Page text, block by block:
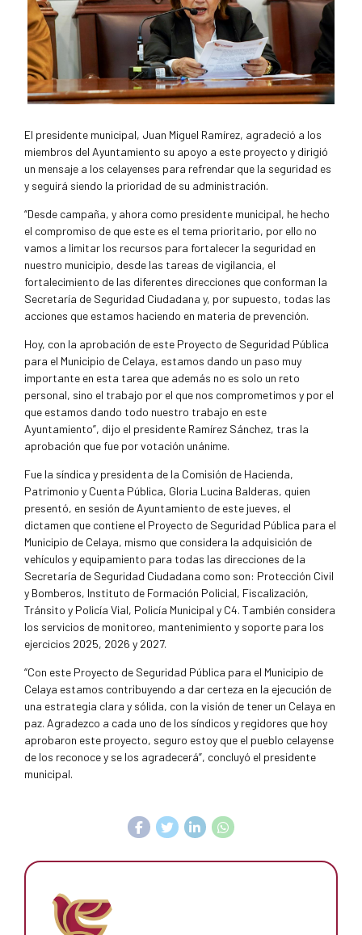
El presidente municipal, Juan Miguel Ramírez, agradeció a los
miembros del Ayuntamiento su apoyo a este proyecto y dirigió
un mensaje a los celayenses para refrendar que la seguridad es
y seguirá siendo la prioridad de su administración.
“Desde campaña, y ahora como presidente municipal, he hecho
el compromiso de que este es el tema prioritario, por ello no
vamos a limitar los recursos para fortalecer la seguridad en
nuestro municipio, desde las tareas de vigilancia, el
fortalecimiento de las diferentes direcciones que conforman la
Secretaría de Seguridad Ciudadana y, por supuesto, todas las
acciones que estamos haciendo en materia de prevención.
Hoy, con la aprobación de este Proyecto de Seguridad Pública
para el Municipio de Celaya, estamos dando un paso muy
importante en esta tarea que además no es solo un reto
personal, sino el trabajo por el que nos comprometimos y por el
que estamos dando todo nuestro trabajo en este
Ayuntamiento”, dijo el presidente Ramírez Sánchez, tras la
aprobación que fue por votación unánime.
Fue la síndica y presidenta de la Comisión de Hacienda,
Patrimonio y Cuenta Pública, Gloria Lucina Balderas, quien
presentó, en sesión de Ayuntamiento de este jueves, el
dictamen que contiene el Proyecto de Seguridad Pública para el
Municipio de Celaya, mismo que considera la adquisición de
vehículos y equipamiento para todas las direcciones de la
Secretaría de Seguridad Ciudadana como son: Protección Civil
y Bomberos, Instituto de Formación Policial, Fiscalización,
Tránsito y Policía Vial, Policía Municipal y C4. También considera
los servicios de monitoreo, mantenimiento y soporte para los
ejercicios 2025, 2026 y 2027.
“Con este Proyecto de Seguridad Pública para el Municipio de
Celaya estamos contribuyendo a dar certeza en la ejecución de
una estrategia clara y sólida, con la visión de tener un Celaya en
paz. Agradezco a cada uno de los síndicos y regidores que hoy
aprobaron este proyecto, seguro estoy que el pueblo celayense
de los reconoce y se los agradecerá”, concluyó el presidente
municipal.